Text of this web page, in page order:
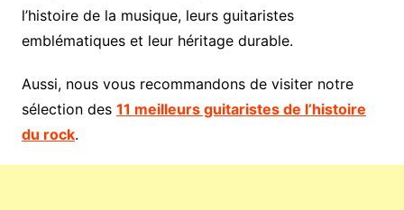
l’histoire de la musique, leurs guitaristes
emblématiques et leur héritage durable.
Aussi, nous vous recommandons de visiter notre
sélection des 11 meilleurs guitaristes de l’histoire
du rock.